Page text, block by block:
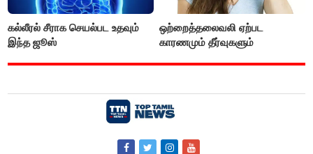
கல்லீரல் சீராக செயல்பட உதவும்
இந்த ஜூஸ்
ஒற்றைத்தலைவலி ஏற்பட
காரணமும் தீர்வுகளும்